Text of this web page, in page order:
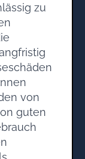
zu
von
guten